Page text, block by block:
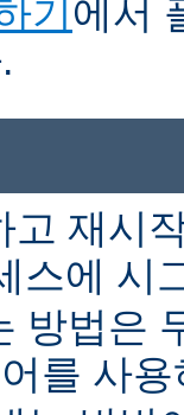
기에서
고 재시
스에 시
방법은
를 사